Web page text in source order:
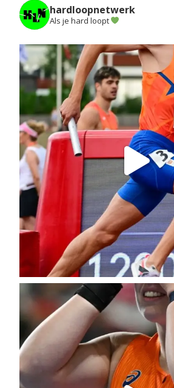
hardloopnetwerk
Als je hard loopt